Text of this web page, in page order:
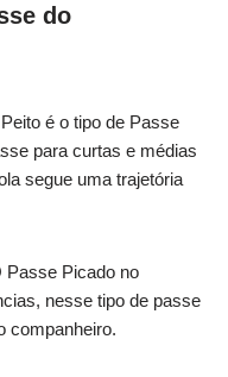
do
é o tipo de Passe
para curtas e médias
segue uma trajetória
Picado no
nesse tipo de passe
companheiro.